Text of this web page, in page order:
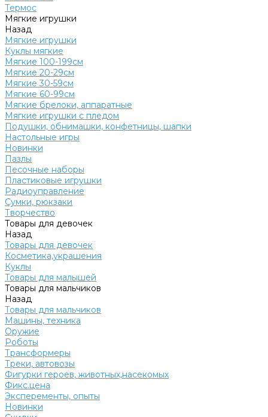
Термос
Мягкие игрушки
Назад
Мягкие игрушки
Куклы мягкие
Мягкие 100-199см
Мягкие 20-29см
Мягкие 30-59см
Мягкие 60-99см
Мягкие брелоки, аппаратные
Мягкие игрушки с пледом
Подушки, обнимашки, конфетницы, шапки
Настольные игры
Новинки
Пазлы
Песочные наборы
Пластиковые игрушки
Радиоуправление
Сумки, рюкзаки
Творчество
Товары для девочек
Назад
Товары для девочек
Косметика,украшения
Куклы
Товары для малышей
Товары для мальчиков
Назад
Товары для мальчиков
Машины, техника
Оружие
Роботы
Трансформеры
Треки, автовозы
Фигурки героев, животных,насекомых
Фикс.цена
Эксперементы, опыты
Новинки